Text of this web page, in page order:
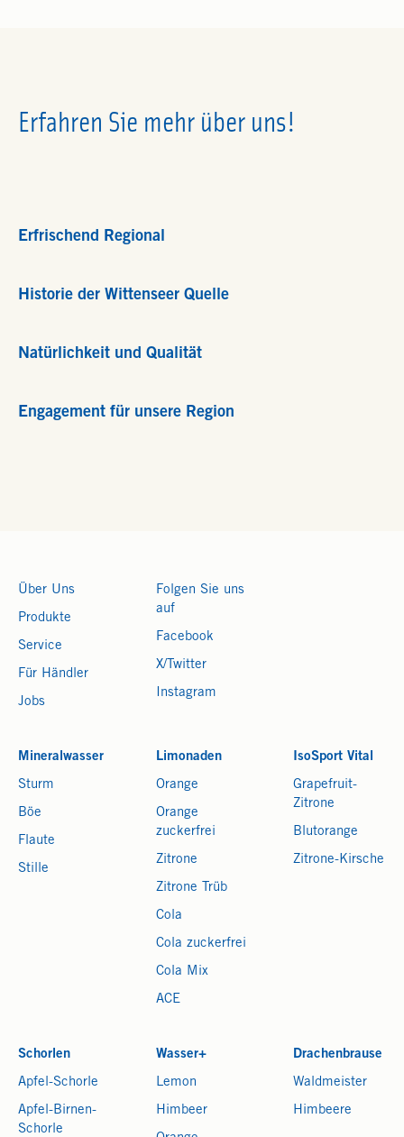
Erfahren Sie mehr über uns!
Erfrischend Regional
Historie der Wittenseer Quelle
Natürlichkeit und Qualität
Engagement für unsere Region
Mineralwasser
Sturm
Böe
Flaute
Stille
Limonaden
Orange
Orange
zuckerfrei
Zitrone
Zitrone Trüb
Cola
Cola zuckerfrei
Cola Mix
ACE
IsoSport Vital
Grapefruit-
Zitrone
Blutorange
Zitrone-Kirsche
Schorlen
Apfel-Schorle
Apfel-Birnen-
Schorle
Wasser+
Lemon
Himbeer
Drachenbrause
Waldmeister
Himbeere
Über Uns
Produkte
Service
Für Händler
Jobs
Folgen Sie uns
auf
Facebook
X/Twitter
Instagram